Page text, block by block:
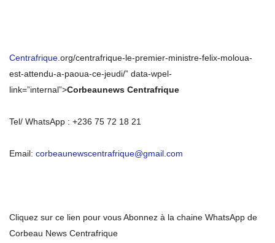
Centrafrique.org/centrafrique-le-premier-ministre-felix-moloua-
est-attendu-a-paoua-ce-jeudi/” data-wpel-
link=”internal”>Corbeaunews Centrafrique
Tel/ WhatsApp : +236 75 72 18 21
Email: corbeaunewscentrafrique@gmail.com
Cliquez sur ce lien pour vous Abonnez à la chaine WhatsApp de
Corbeau News Centrafrique